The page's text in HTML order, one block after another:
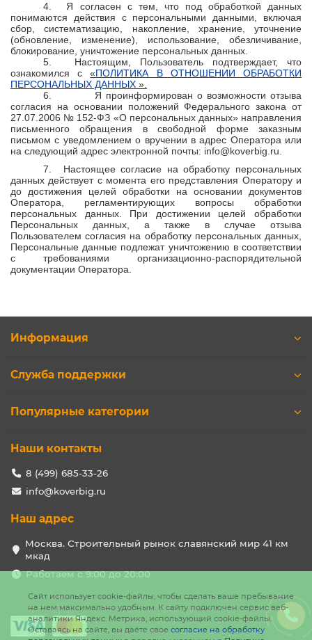
4.
Я согласен с тем, что под обработкой данных
понимаются действия с персональными данными, включая
сбор, систематизацию, накопление, хранение, уточнение
(обновление, изменение), использование, обезличивание,
блокирование, уничтожение персональных данных.
5.
Настоящим, Пользователь подтверждает, что
ознакомился с«ПОЛИТИКА В ОТНОШЕНИИ ОБРАБОТКИ
ПЕРСОНАЛЬНЫХ ДАННЫХ ».
6.
Я проинформирован о возможности отзыва
согласия на основании положений Федерального закона от
27.07.2006 № 152-ФЗ «О персональных данных» направления
письменного обращения в свободной форме заказным
письмом с уведомлением о вручении в адрес Оператора или
на следующий адрес электронной почты: info@koverbig.ru.
7.
Настоящее согласие на обработку персональных
данных действует с момента его представления Оператору и
до достижения целей обработки на основании документов
Оператора, регламентирующих вопросы обработки
персональных данных. При достижении целей обработки
Персональных данных, а также в случае отзыва
Пользователем согласия на обработку персональных данных,
Персональные данные подлежат уничтожению в соответствии
с требованиями организационно-распорядительной
документации Оператора.
Сайт использует cookie-файлы, чтобы сделать ваше пребывание
на нем максимально удобным. К cайту подключен сервис веб-
аналитики Яндекс. Метрика, использующий cookie-файлы.
Оставаясь на сайте, вы даёте свое согласие на обработку
Информация
Служба поддержки
Популярные категории
Наши контакты
8 (499) 685-33-26
info@koverbig.ru
Наш адрес
Москва. Строительный рынок славянский мир 41 км
мкад
Работаем с 9:00 до 20:00